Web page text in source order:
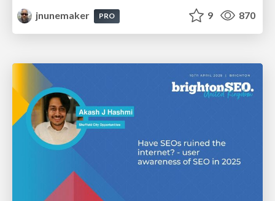
jnunemaker
PRO 9 870